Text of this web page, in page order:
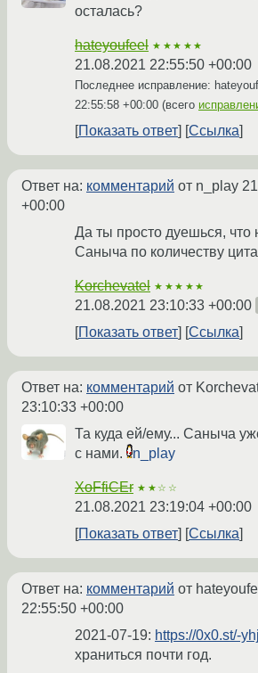
осталась?
hateyoufeel ★★★★★
21.08.2021 22:55:50 +00:00
Последнее исправление:
22:55:58 +00:00 (всего
Показать ответ Ссылка
Ответ на: комментарий от n_play
+00:00
Да ты просто дуешься, что
Саныча по количеству
Korchevatel ★★★★★
21.08.2021 23:10:33 +00:00
Показать ответ Ссылка
Ответ на: комментарий от
23:10:33 +00:00
Та куда ей/ему... Саныча
с нами.
n_play
XoFfiCEr ★★☆☆
21.08.2021 23:19:04 +00:00
Показать ответ
Ссылка
Ответ на: комментарий от
22:55:50 +00:00
2021-07-19: https://0x0.st/-
храниться почти год.